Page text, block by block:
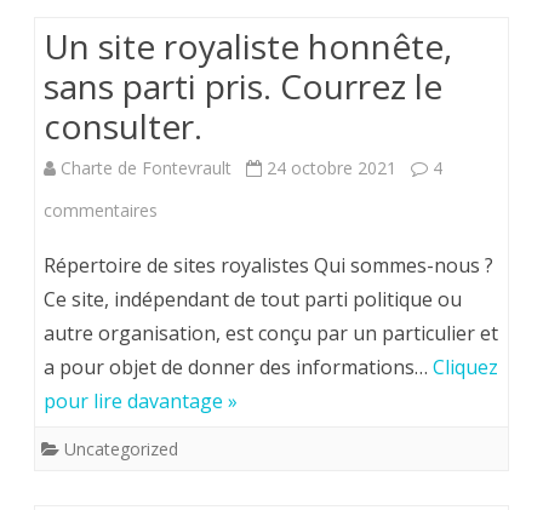
Charte
de
Fontevrault.
du
concile »
Vatican
II
Un site royaliste honnête,
sans parti pris. Courrez le
consulter.
Charte de Fontevrault 24 octobre 2021
4
commentaires
site
royaliste
honnête,
Répertoire de sites royalistes Qui sommes-nous ?
Ce site, indépendant de tout parti politique ou
autre organisation, est conçu par un particulier et
a pour objet de donner des informations… Cliquez
pour lire davantage »
Uncategorized